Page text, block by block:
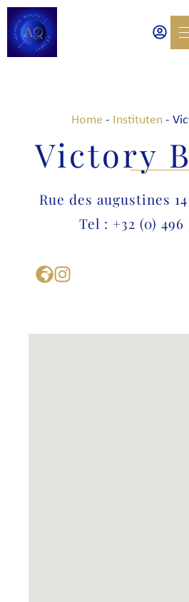
Home - Instituten-
Victory
Rue des augustines
Tel : +32 (0) 496